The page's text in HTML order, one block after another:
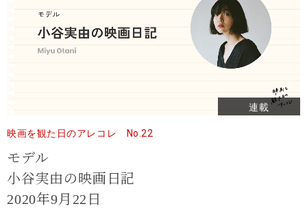
連載
映画を観た日のアレコレ No.22
モデル
小谷実由の映画日記
2020年9月22日